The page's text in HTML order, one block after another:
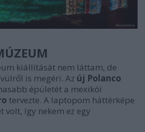
kiállítását nem láttam, de
is megéri. Az új Polanco
épületét a mexikói
tervezte. A laptopom háttérképe
volt, így nekem ez egy